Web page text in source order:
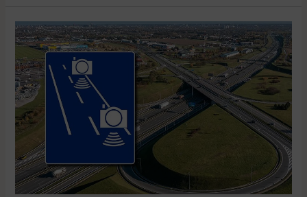
Na
autostradowej
obwodnicy
Poznania
wprowadzono
odcinkowy
prędkości